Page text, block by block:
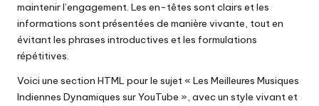
maintenir l’engagement. Les en-têtes sont clairs et les
informations sont présentées de manière vivante, tout en
évitant les phrases introductives et les formulations
répétitives.
Voici une section HTML pour le sujet « Les Meilleures Musiques
Indiennes Dynamiques sur YouTube », avec un style vivant et